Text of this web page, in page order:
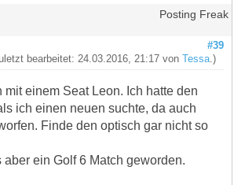
Posting Freak
#39
bearbeitet: 24.03.2016, 21:17 vonTessa .)
mit einem Seat Leon. Ich hatte den
ich einen neuen suchte, da auch
Finde den optisch gar nicht so
aber ein Golf 6 Match geworden.